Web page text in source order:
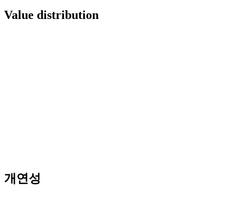
Value distribution
개연성